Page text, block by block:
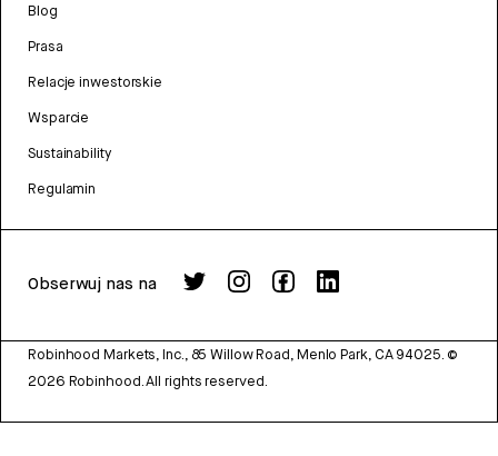
Blog
Prasa
Relacje inwestorskie
Wsparcie
Sustainability
Regulamin
Obserwuj nas na
Robinhood Markets, Inc., 85 Willow Road, Menlo Park, CA 94025. ©
2026 Robinhood. All rights reserved.